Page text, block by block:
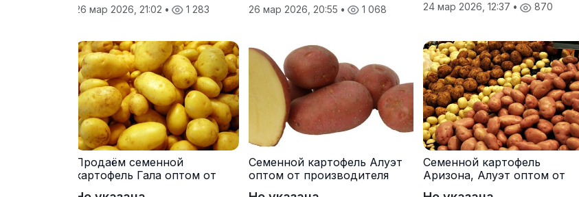
26 мар 2026, 21:02 • 1 283
26 мар 2026, 20:55 • 1 068
24 мар 2026, 12:37 • 870
Продаём семенной
картофель Гала оптом от
Семенной картофель Алуэт
оптом от производителя
Семенной картофель
Аризона, Алуэт оптом от